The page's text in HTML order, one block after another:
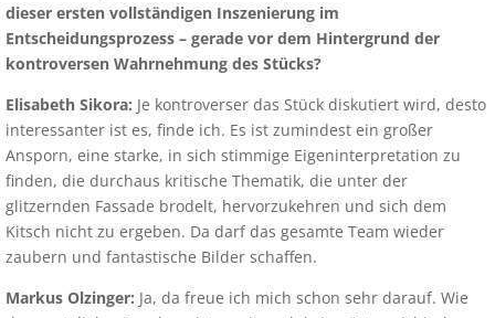
dieser ersten vollständigen Inszenierung im
Entscheidungsprozess – gerade vor dem Hintergrund der
kontroversen Wahrnehmung des Stücks?
Elisabeth Sikora: Je kontroverser das Stück diskutiert wird, desto
interessanter ist es, finde ich. Es ist zumindest ein großer
Ansporn, eine starke, in sich stimmige Eigeninterpretation zu
finden, die durchaus kritische Thematik, die unter der
glitzernden Fassade brodelt, hervorzukehren und sich dem
Kitsch nicht zu ergeben. Da darf das gesamte Team wieder
zaubern und fantastische Bilder schaffen.
Markus Olzinger: Ja, da freue ich mich schon sehr darauf. Wie